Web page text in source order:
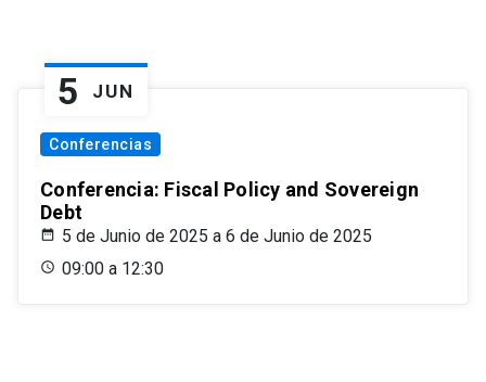
5 JUN
Conferencias
Conferencia: Fiscal Policy and Sovereign
Debt
5 de Junio de 2025 a 6 de Junio de 2025
09:00 a 12:30